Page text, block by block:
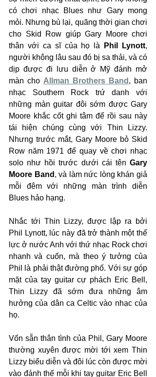
có chơi nhạc Blues như Gary mong
mỏi. Nhưng bù lại, quãng thời gian chơi
cho Skid Row giúp Gary Moore chơi
thân với ca sĩ của họ là
Phil Lynott,
người không lâu sau đó bị sa thải, và có
dịp được đi lưu diễn ở Mỹ đánh mở
màn cho Allman Brothers Band , ban
nhạc Southern Rock trứ danh với
những màn guitar đôi sớm được Gary
Moore khắc cốt ghi tâm để rồi sau này
tái hiện chúng cùng với Thin Lizzy.
Nhưng trước mắt, Gary Moore bỏ Skid
Row năm 1971 để quay về chơi nhạc
solo như hồi trước dưới cái tên Gary
Moore Band , và làm nức lòng khán giả
mỗi đêm với những màn trình diễn
Blues hảo hạng.
Nhắc tới Thin Lizzy, được lập ra bởi
Phil Lynott, lúc này đã trở thành một thế
lực ở nước Anh với thứ nhạc Rock chơi
nhanh và cuốn, mà theo ý tưởng của
Phil là phải thật đường phố. Với sự góp
mặt của tay guitar cự phách Eric Bell,
Thin Lizzy đã sớm đưa những âm
hưởng của dân ca Celtic vào nhạc của
họ.
Vốn sẵn thân tình của Phil, Gary Moore
thường xuyên được mời tới xem Thin
Lizzy biểu diễn và đôi lúc còn được mời
vào đánh thế mỗi khi tay guitar Eric Bell